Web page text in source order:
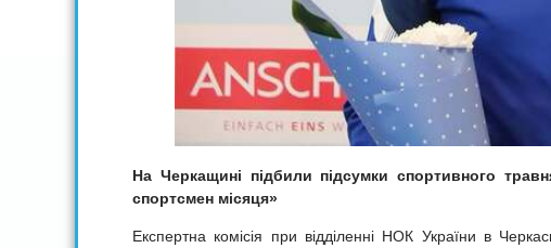
На Черкащині підбили підсумки спортивного
спортсмен місяця»
Експертна комісія при відділенні НОК України в